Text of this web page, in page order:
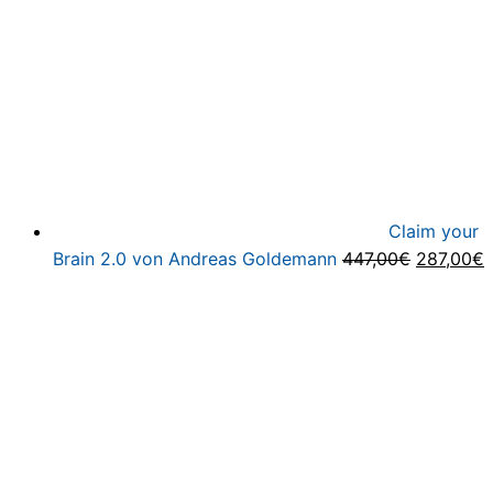
Claim your
Brain 2.0 von Andreas Goldemann 447,00€ 287,00€